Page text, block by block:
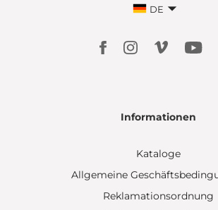
DE
Informationen
Kataloge
Allgemeine
Reklamationsordnung